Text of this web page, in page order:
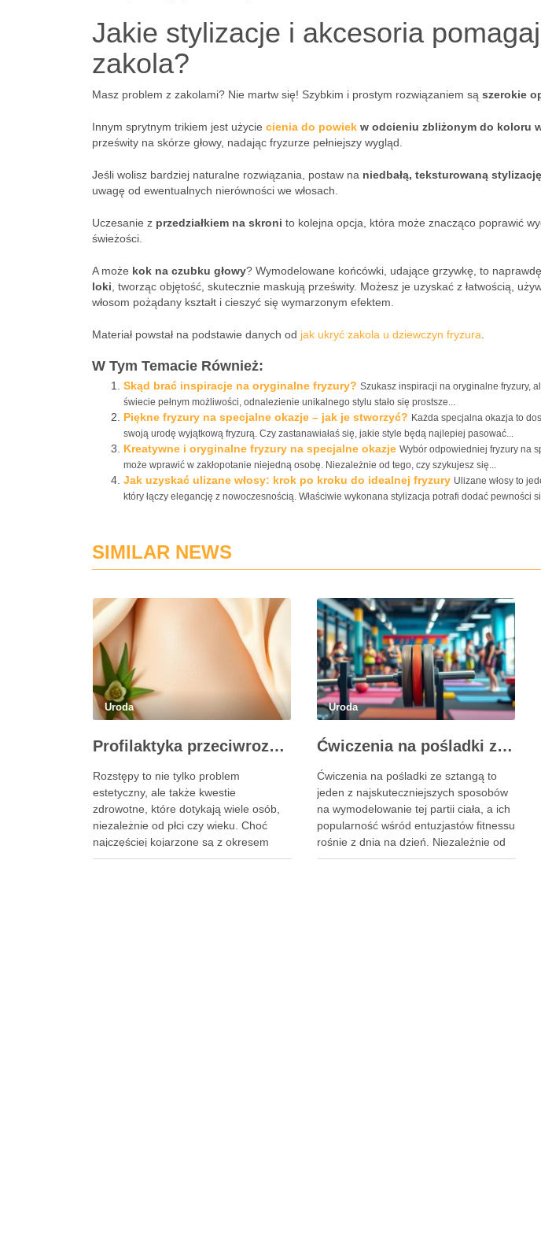
Jakie stylizacje i akcesoria
zakola?
Masz problem z zakolami? Nie martw się! Szybkim i prostym rozwiązaniem są szerokie
Innym sprytnym trikiem jest użycie cienia do powiek w odcieniu zbliżonym do koloru
prześwity na skórze głowy, nadając fryzurze pełniejszy wygląd.
Jeśli wolisz bardziej naturalne rozwiązania, postaw na niedbałą, teksturowaną stylizację
uwagę od ewentualnych nierówności we włosach.
Uczesanie z przedziałkiem na skroni to kolejna opcja, która może znacząco poprawić
świeżości.
A może kok na czubku głowy? Wymodelowane końcówki, udające grzywkę, to
loki , tworząc objętość, skutecznie maskują prześwity. Możesz je uzyskać z łatwością,
włosom pożądany kształt i cieszyć się wymarzonym efektem.
Materiał powstał na podstawie danych od jak ukryć zakola u dziewczyn fryzura
W Tym Temacie Również:
Skąd brać inspiracje na oryginalne fryzury? Szukasz inspiracji na oryginalne fryzury,
świecie pełnym możliwości, odnalezienie unikalnego stylu stało się prostsze...
Piękne fryzury na specjalne okazje – jak je stworzyć? Każda specjalna okazja to
swoją urodę wyjątkową fryzurą. Czy zastanawiałaś się, jakie style będą najlepiej pasować...
Kreatywne i oryginalne fryzury na specjalne okazje Wybór odpowiedniej fryzury na
może wprawić w zakłopotanie niejedną osobę. Niezależnie od tego, czy szykujesz się...
Jak uzyskać ulizane włosy: krok po kroku do idealnej fryzury Ulizane włosy to
który łączy elegancję z nowoczesnością. Właściwie wykonana stylizacja potrafi dodać pewności
SIMILAR NEWS
Uroda
Profilaktyka przeciwrozstępowa: jak dbać o skórę skutecznie?
Rozstępy to nie tylko problem
estetyczny, ale także kwestie
zdrowotne, które dotykają wiele osób,
niezależnie od płci czy wieku. Choć
najczęściej kojarzone są z okresem
ciąży, ich powstawanie może być
Uroda
Ćwiczenia na pośladki ze sztangą – skuteczne metody i techniki treningowe
Ćwiczenia na pośladki ze sztangą to
jeden z najskuteczniejszych sposobów
na wymodelowanie tej partii ciała, a ich
popularność wśród entuzjastów fitnessu
rośnie z dnia na dzień. Niezależnie od
tego, czy dążysz do zwiększenia siły,